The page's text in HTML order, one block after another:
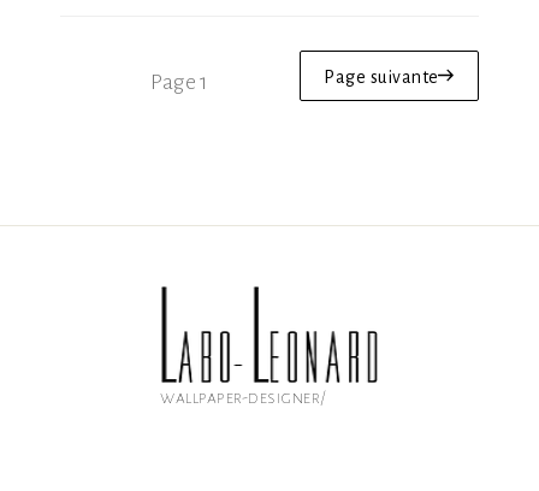
Page1 Page suivante
wallpaper-designer/